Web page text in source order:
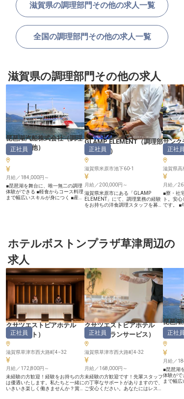
滋賀県の調理部門その他の求人一覧
全国の調理部門その他の求人一覧
滋賀県の調理部門その他の求人
琵琶湖汽船株式会社（調理
部門その他）
正社員
月給／184,000円～
■琵琶湖を舞台に、唯一無二の調理
体験ができる ■軽食からコース料理
まで幅広いスキルが身につく ■産
と笑顔になっていただける——そん
な特別な体験を、あなたの料理で届
けてみませんか？軽食やブッフェ、
本格コース料理、お弁当、そして子
どもたちへの給食まで、多彩なシー
ンに対応する調理業務をお任せしま
す。ミシガンやビアンカなど、琵琶
湖を代表する船舶での調理は、ここ
でしか味わえない誇りある仕事で
あなたの"料理への想い"を大切にし
ます】 調理の経験がある方はもち
ろん、調理士の資格取得を目指して
いる方も温かく迎え入れます。メニ
ュー策定や食材管理、衛生管理な
ど、調理のプロとして幅広い知識と
技術を磨ける環境が整っています。
産休・育休制度も整備しており、ラ
イフステージが変わっても長く活躍
し続けられる職場です。あなたの
「料理が好き」という気持ちを、ぜ
ひ私たちと一緒に形にしましょう。
※2026年6月19日時点の情報です
GLAMP ELEMENT（調理部
門その他 ）
正社員
滋賀県米原市池下60-1
月給／200,000円～
滋賀県米原市にある「GLAMP
ELEMENT」にて、調理業務の経験
をお持ちの洋食調理スタッフを募集
の接客業務なども担当していただき
ます。年3回の賞与と昇給を支給。
サンク
湖（調
正社員
滋賀県高
月給／
■寮・社
ト。安
です。 ■
とおもて
アリコー
で、旬の
の料理
しょう
お客様の
【働く
会】 当
りが安心
ています
宅制度
たの生
食調理の
キルアッ
実して
と共に、
ョナルと
キャリア
り、あ
ホテルボストンプラザ草津周辺の
求人
クサツエストピアホテル
（フロント ）
正社員
滋賀県草津市西大路町4−32
月給／172,800円～
未経験の方歓迎！経験をお持ちの方
は優遇いたします。私たちと一緒に
いきいき楽しく働きませんか？賞与
クサツエストピアホテル
（レストランサービス ）
正社員
滋賀県草津市西大路町4-32
月給／168,000円～
未経験の方歓迎です！先輩スタッフ
の丁寧なサポートがありますので、
ご安心ください。あなたにはレスト
琵琶湖
部門そ
正社員
月給／
■琵琶湖
体験がで
まで幅